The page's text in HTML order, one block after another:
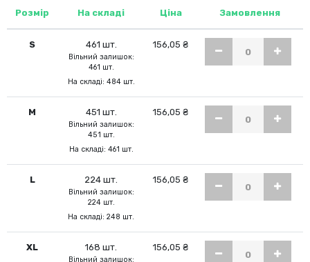
Розмір На складі Ціна Замовлення
S 461 шт.
Вільний залишок:
461 шт.
На складі: 484 шт.
156,05 ₴
M 451 шт.
Вільний залишок:
451 шт.
На складі: 461 шт.
156,05 ₴
L 224 шт.
Вільний залишок:
224 шт.
На складі: 248 шт.
156,05 ₴
XL 168 шт.
Вільний залишок:
156,05 ₴